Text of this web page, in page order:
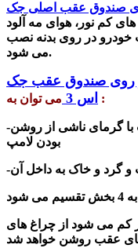
کم نور، هوای مه آلود
خودرو در روی بدنه نصب
می شود.
روی صندوق عقب جک
اس 3 می توان به :
گرمای ناشی از روشن
بودن لامپ
به 4 بخش تقسیم می شود
کم می شود از چراغ های